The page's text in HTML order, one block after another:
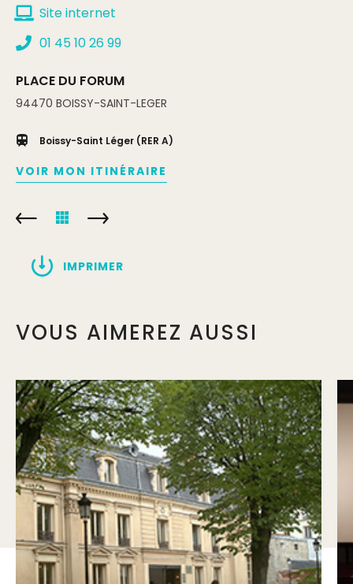
Site internet
01 45 10 26 99
PLACE DU FORUM
94470 BOISSY-SAINT-LEGER
Boissy-Saint Léger (RER A)
VOIR MON ITINÉRAIRE
IMPRIMER
VOUS AIMEREZ AUSSI